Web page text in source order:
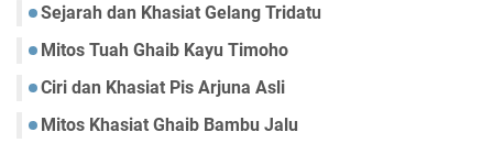
Sejarah dan Khasiat Gelang Tridatu
Mitos Tuah Ghaib Kayu Timoho
Ciri dan Khasiat Pis Arjuna Asli
Mitos Khasiat Ghaib Bambu Jalu